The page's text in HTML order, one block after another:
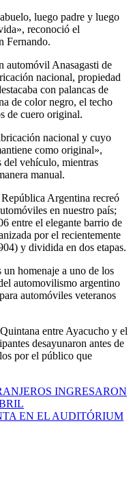
luego padre y luego
reconoció el
Fernando.
automóvil Anasagasti de
nacional, propiedad
con palancas de
de color negro, el techo
de cuero original.
nacional y cuyo
como original»,
del vehículo, mientras
manual.
Argentina recreó
en nuestro país;
entre el elegante barrio de
por el recientemente
y dividida en dos etapas.
un homenaje a uno de los
automovilismo argentino
automóviles veteranos
entre Ayacucho y el
desayunaron antes de
por el público que
INGRESARON
EN EL AUDITÓRIUM